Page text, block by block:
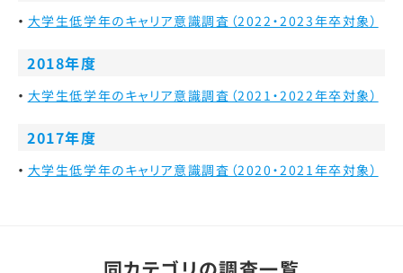
大学生低学年のキャリア意識調査（2022・2023年卒対象）
2018年度
大学生低学年のキャリア意識調査（2021・2022年卒対象）
2017年度
大学生低学年のキャリア意識調査（2020・2021年卒対象）